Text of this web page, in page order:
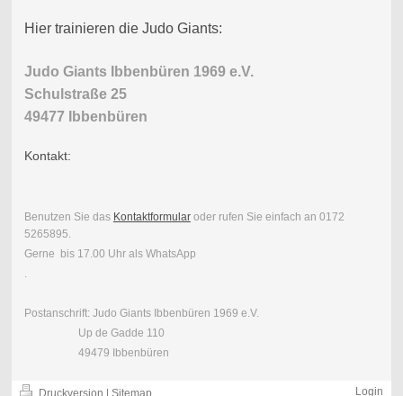
Hier trainieren die Judo Giants:
Judo Giants Ibbenbüren 1969 e.V.
Schulstraße 25
49477 Ibbenbüren
Kontakt:
Benutzen Sie das Kontaktformularoder rufen Sie einfach an 0172
5265895.
Gerne bis 17.00 Uhr als WhatsApp
.
Postanschrift: Judo Giants Ibbenbüren 1969 e.V.
Up de Gadde 110
49479 Ibbenbüren
Login